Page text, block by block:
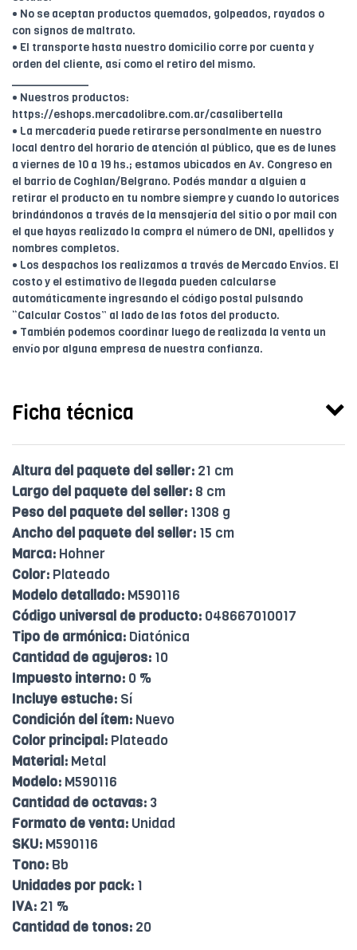
• No se aceptan productos quemados, golpeados, rayados o
con signos de maltrato.
• El transporte hasta nuestro domicilio corre por cuenta y
orden del cliente, así como el retiro del mismo.
____________
• Nuestros productos:
https://eshops.mercadolibre.com.ar/casalibertella
• La mercadería puede retirarse personalmente en nuestro
local dentro del horario de atención al público, que es de lunes
a viernes de 10 a 19 hs.; estamos ubicados en Av. Congreso en
el barrio de Coghlan/Belgrano. Podés mandar a alguien a
retirar el producto en tu nombre siempre y cuando lo autorices
brindándonos a través de la mensajería del sitio o por mail con
el que hayas realizado la compra el número de DNI, apellidos y
nombres completos.
• Los despachos los realizamos a través de Mercado Envíos. El
costo y el estimativo de llegada pueden calcularse
automáticamente ingresando el código postal pulsando
“Calcular Costos” al lado de las fotos del producto.
• También podemos coordinar luego de realizada la venta un
envío por alguna empresa de nuestra confianza.
Ficha técnica
Altura del paquete del seller: 21 cm
Largo del paquete del seller: 8 cm
Peso del paquete del seller: 1308 g
Ancho del paquete del seller: 15 cm
Marca: Hohner
Color: Plateado
Modelo detallado: M590116
Código universal de producto: 048667010017
Tipo de armónica: Diatónica
Cantidad de agujeros: 10
Impuesto interno: 0 %
Incluye estuche: Sí
Condición del ítem: Nuevo
Color principal: Plateado
Material: Metal
Modelo: M590116
Cantidad de octavas: 3
Formato de venta: Unidad
SKU: M590116
Tono: Bb
Unidades por pack: 1
IVA: 21 %
Cantidad de tonos: 20